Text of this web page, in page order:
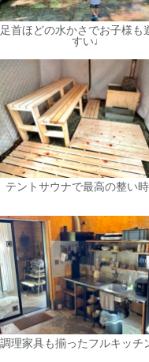
足首ほどの水かさでお子様も
すい♩
テントサウナで最高の整い
調理家具も揃ったフルキッチ